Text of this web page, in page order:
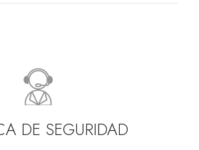
DE SEGURIDAD